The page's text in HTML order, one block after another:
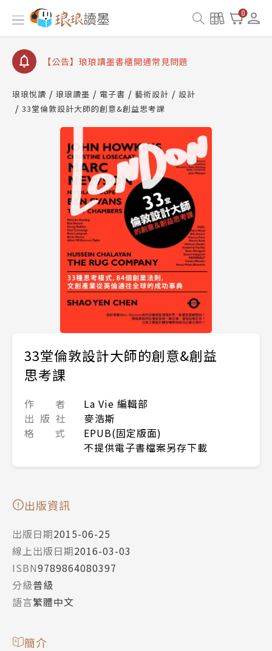
0
【公告】因 Readmoo 讀墨系統維護中，本站同步暫
停部分閱讀服務
【公告】琅琅讀墨數位閱讀資產合併與書櫃開通申請
【公告】琅琅讀墨書櫃開通常見問題
請圖文教學
【公告】琅琅書店服務升級重要說明及資產合併結果
查詢
【公告】因 Readmoo 讀墨系統維護中，本站同步暫
停部分閱讀服務
琅琅悅讀 琅琅讀墨 電子書 藝術設計
設計
33堂倫敦設計大師的創意&創益思考課
33堂倫敦設計大師的創意&創益
思考課
作 者
La Vie 編輯部
出 版 社
麥浩斯
格 式
EPUB(固定版面)
不提供電子書檔案另存下載
出版資訊
出版日期2015-06-25
線上出版日期2016-03-03
ISBN9789864080397
分級普級
語言繁體中文
簡介